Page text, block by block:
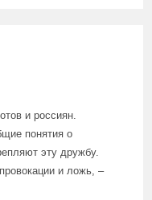
и россиян.
понятия о
эту дружбу.
и ложь, –